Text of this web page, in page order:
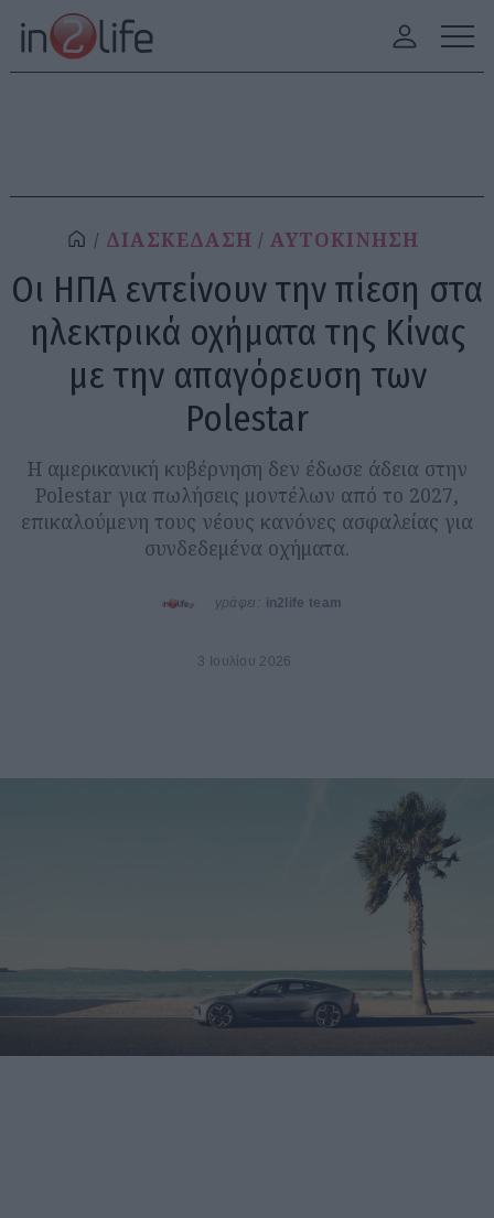
ΔΙΑΣΚΕΔΑΣΗ ΑΥΤΟΚΙΝΗΣΗ
Οι ΗΠΑ εντείνουν την πίεση στα
ηλεκτρικά οχήματα της Κίνας
με την απαγόρευση των
Polestar
Η αμερικανική κυβέρνηση δεν έδωσε άδεια στην
Polestar για πωλήσεις μοντέλων από το 2027,
επικαλούμενη τους νέους κανόνες ασφαλείας για
συνδεδεμένα οχήματα.
γράφει: in2life team
3 Ιουλίου 2026